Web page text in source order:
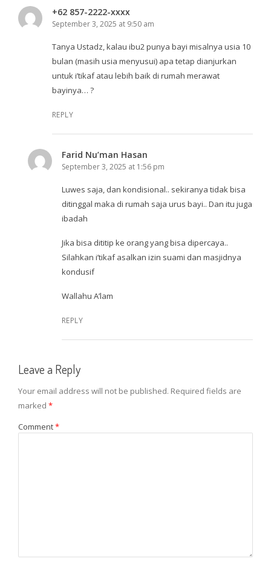
+62 857-2222-xxxx
September 3, 2025 at 9:50 am
Tanya Ustadz, kalau ibu2 punya bayi misalnya usia 10
bulan (masih usia menyusui) apa tetap dianjurkan
untuk i’tikaf atau lebih baik di rumah merawat
bayinya… ?
REPLY
Farid Nu’man Hasan
September 3, 2025 at 1:56 pm
Luwes saja, dan kondisional.. sekiranya tidak bisa
ditinggal maka di rumah saja urus bayi.. Dan itu juga
ibadah
Jika bisa dititip ke orang yang bisa dipercaya..
Silahkan i’tikaf asalkan izin suami dan masjidnya
kondusif
Wallahu A’lam
REPLY
Leave a Reply
Your email address will not be published. Required fields are
marked *
Comment*